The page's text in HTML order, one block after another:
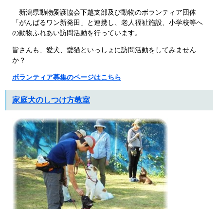
新潟県動物愛護協会下越支部及び動物のボランティア団体
「がんばるワン新発田」と連携し、老人福祉施設、小学校等へ
の動物ふれあい訪問活動を行っています。
皆さんも、愛犬、愛猫といっしょに訪問活動をしてみません
か？
ボランティア募集のページはこちら
家庭犬のしつけ方教室